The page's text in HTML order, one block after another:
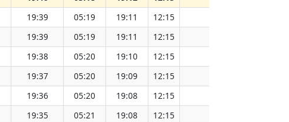
19:39 05:19 19:11 12:15
19:39 05:19 19:11 12:15
19:38 05:20 19:10 12:15
19:37 05:20 19:09 12:15
19:36 05:20 19:08 12:15
19:35 05:21 19:08 12:15